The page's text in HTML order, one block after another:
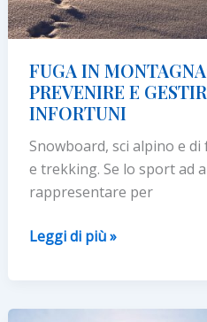
FUGA IN
PREVENIRE E
INFORTUNI
Snowboard, sci alpino e
e trekking. Se lo sport ad
rappresentare per
FUGA
COME
Leggi di più »